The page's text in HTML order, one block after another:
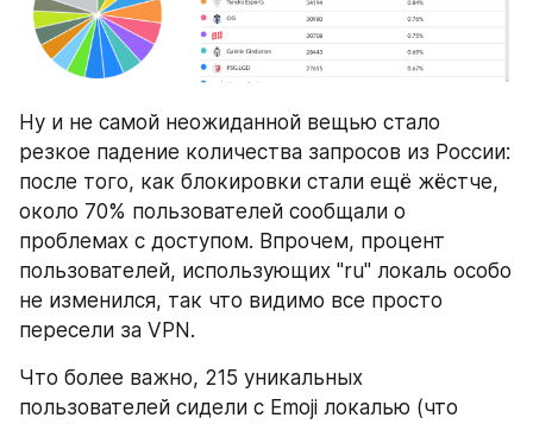
Ну и не самой неожиданной вещью стало
резкое падение количества запросов из России:
после того, как блокировки стали ещё жёстче,
около 70% пользователей сообщали о
проблемах с доступом. Впрочем, процент
пользователей, использующих "ru" локаль особо
не изменился, так что видимо все просто
пересели за VPN.
Что более важно, 215 уникальных
пользователей сидели с Emoji локалью (что